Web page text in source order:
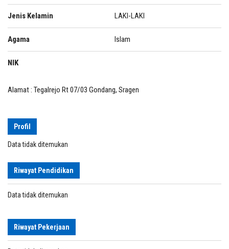
Jenis Kelamin LAKI-LAKI
Agama Islam
NIK
Alamat : Tegalrejo Rt 07/03 Gondang, Sragen
Profil
Data tidak ditemukan
Riwayat Pendidikan
Data tidak ditemukan
Riwayat Pekerjaan